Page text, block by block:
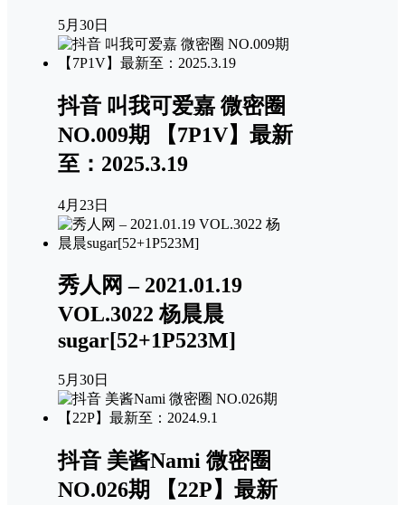
5月30日
抖音 叫我可爱嘉 微密圈
NO.009期 【7P1V】最新
至：2025.3.19
4月23日
秀人网 – 2021.01.19
VOL.3022 杨晨晨
sugar[52+1P523M]
5月30日
抖音 美酱Nami 微密圈
NO.026期 【22P】最新